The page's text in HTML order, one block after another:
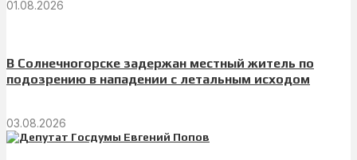
01.08.2026
В Солнечногорске задержан местный житель по
подозрению в нападении с летальным исходом
03.08.2026